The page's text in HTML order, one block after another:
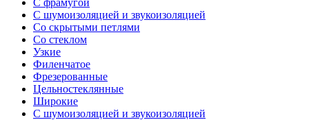
С фрамугой
С шумоизоляцией и звукоизоляцией
Со скрытыми петлями
Со стеклом
Узкие
Филенчатое
Фрезерованные
Цельностеклянные
Широкие
С шумоизоляцией и звукоизоляцией